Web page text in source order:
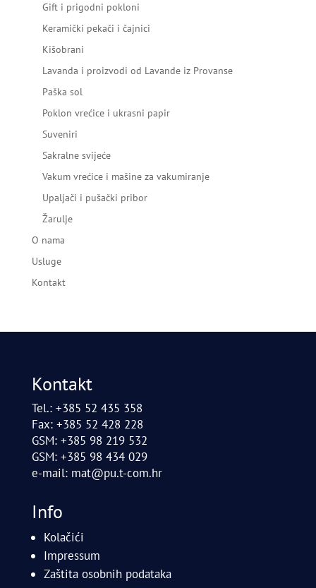
Gift i prigodni pokloni
Keramički pekači i čajnici
Kišobrani
Lavanda i proizvodi od Lavande iz Provanse
Paška sol
Poklon vrećice i ukrasni papir
Suveniri
Sakralne svijeće
Vakum vrećice i mašine za vakumiranje
Upaljači i pušački pribor
Žarulje
O nama
Usluge
Kontakt
Kontakt
Tel.: +385 52 435 358
Fax: +385 52 428 228
GSM: +385 98 219 532
GSM: +385 98 434 029
e-mail: mat@pu.t-com.hr
Info
Kolačići
Impressum
Zaštita osobnih podataka